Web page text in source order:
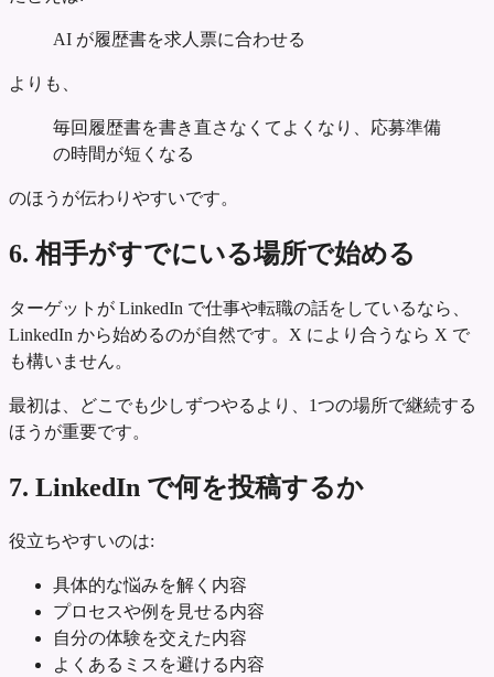
AI が履歴書を求人票に合わせる
よりも、
毎回履歴書を書き直さなくてよくなり、応募準備
の時間が短くなる
のほうが伝わりやすいです。
6. 相手がすでにいる場所で始める
ターゲットが LinkedIn で仕事や転職の話をしているなら、
LinkedIn から始めるのが自然です。X により合うなら X で
も構いません。
最初は、どこでも少しずつやるより、1つの場所で継続する
ほうが重要です。
7. LinkedIn で何を投稿するか
役立ちやすいのは:
具体的な悩みを解く内容
プロセスや例を見せる内容
自分の体験を交えた内容
よくあるミスを避ける内容